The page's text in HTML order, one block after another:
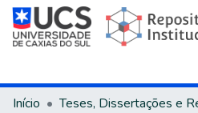
Início